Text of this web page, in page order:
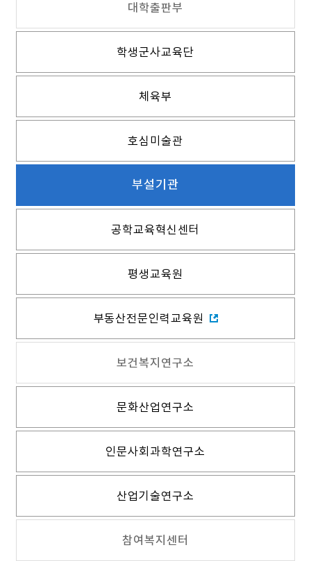
대학출판부
학생군사교육단
체육부
호심미술관
부설기관
공학교육혁신센터
평생교육원
부동산전문인력교육원
보건복지연구소
문화산업연구소
인문사회과학연구소
산업기술연구소
참여복지센터